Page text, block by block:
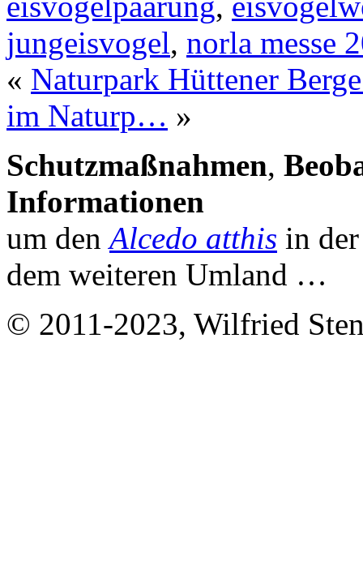
jungeisvogel, norla messe
« Naturpark Hüttener
im Naturp… »
Schutzmaßnahmen,
Informationen
um denAlcedo atthis in
dem weiteren Umland …
© 2011-2023, Wilfried